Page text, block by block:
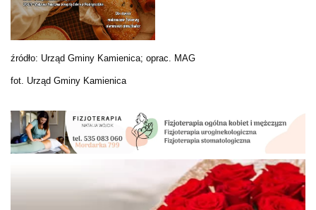
źródło: Urząd Gminy Kamienica; oprac. MAG
fot. Urząd Gminy Kamienica